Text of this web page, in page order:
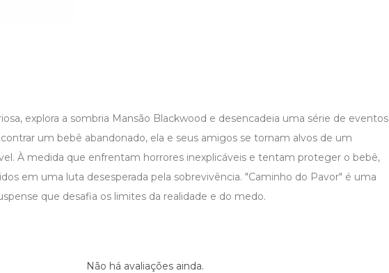
explora a sombria Mansão Blackwood e desencadeia uma série de eventos
um bebê abandonado, ela e seus amigos se tornam alvos de um
À medida que enfrentam horrores inexplicáveis e tentam proteger o bebê,
em uma luta desesperada pela sobrevivência. "Caminho do Pavor" é uma
que desafia os limites da realidade e do medo.
Não há avaliações ainda.